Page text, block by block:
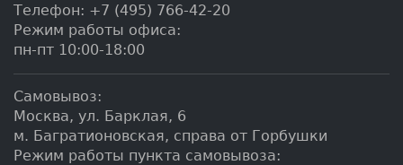
Телефон: +7 (495) 766-42-20
Режим работы офиса:
пн-пт 10:00-18:00
Самовывоз:
Москва, ул. Барклая, 6
м. Багратионовская, справа от Горбушки
Режим работы пункта самовывоза: